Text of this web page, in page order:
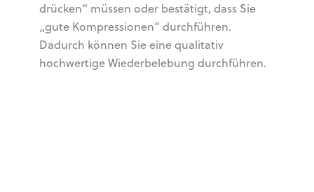
drücken“ müssen oder bestätigt, dass Sie
„gute Kompressionen“ durchführen.
Dadurch können Sie eine qualitativ
hochwertige Wiederbelebung durchführen.